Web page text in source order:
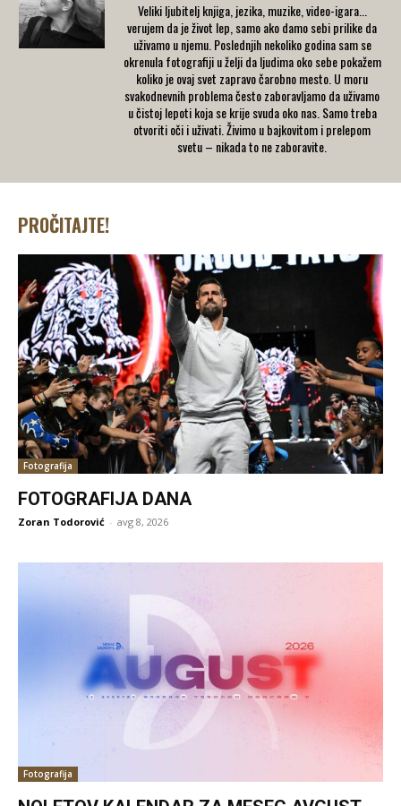
Veliki ljubitelj knjiga, jezika, muzike, video-igara...
verujem da je život lep, samo ako damo sebi prilike da
uživamo u njemu. Poslednjih nekoliko godina sam se
okrenula fotografiji u želji da ljudima oko sebe pokažem
koliko je ovaj svet zapravo čarobno mesto. U moru
svakodnevnih problema često zaboravljamo da uživamo
u čistoj lepoti koja se krije svuda oko nas. Samo treba
otvoriti oči i uživati. Živimo u bajkovitom i prelepom
svetu – nikada to ne zaboravite.
PROČITAJTE!
Fotografija
FOTOGRAFIJA DANA
Zoran Todorović - avg 8, 2026
Fotografija